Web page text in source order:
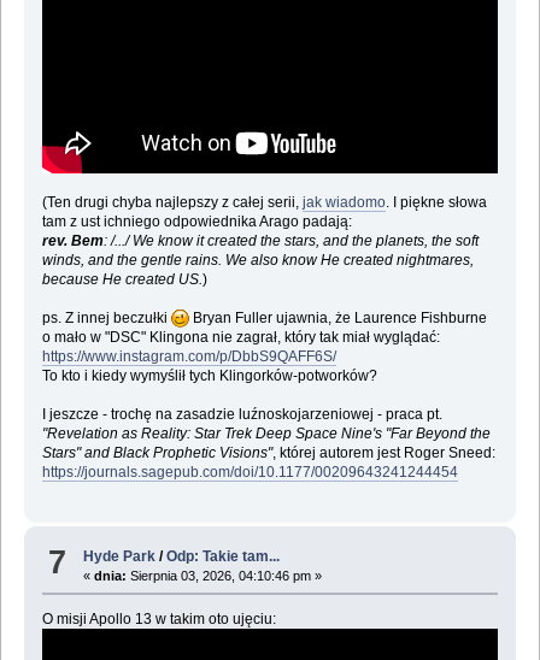
(Ten drugi chyba najlepszy z całej serii, jak wiadomo. I piękne słowa
tam z ust ichniego odpowiednika Arago padają:
rev. Bem: /.../ We know it created the stars, and the planets, the soft
winds, and the gentle rains. We also know He created nightmares,
because He created US.)
ps. Z innej beczułki
Bryan Fuller ujawnia, że Laurence Fishburne
o mało w "DSC" Klingona nie zagrał, który tak miał wyglądać:
https://www.instagram.com/p/DbbS9QAFF6S/
To kto i kiedy wymyślił tych Klingorków-potworków?
I jeszcze - trochę na zasadzie luźnoskojarzeniowej - praca pt.
"Revelation as Reality: Star Trek Deep Space Nine's "Far Beyond the
Stars" and Black Prophetic Visions", której autorem jest Roger Sneed:
https://journals.sagepub.com/doi/10.1177/00209643241244454
7 Hyde Park /Odp: Takie tam...
«dnia: Sierpnia 03, 2026, 04:10:46 pm »
O misji Apollo 13 w takim oto ujęciu: